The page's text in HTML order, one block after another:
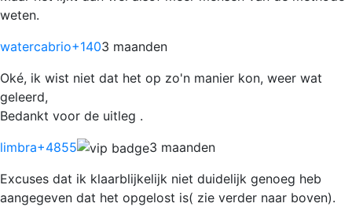
weten.
watercabrio+1403 maanden
Oké, ik wist niet dat het op zo'n manier kon, weer wat
geleerd,
Bedankt voor de uitleg .
limbra+4855
3 maanden
Excuses dat ik klaarblijkelijk niet duidelijk genoeg heb
aangegeven dat het opgelost is( zie verder naar boven).